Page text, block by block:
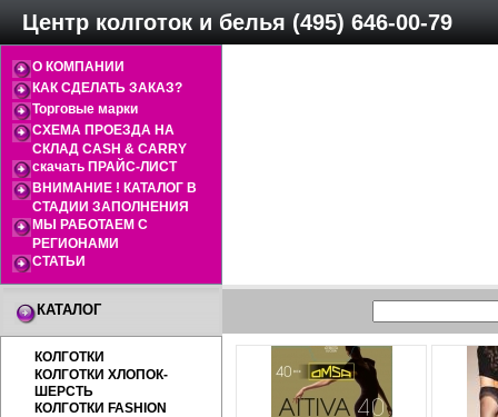
Центр колготок и белья (495) 646-00-79
О КОМПАНИИ
КАК СДЕЛАТЬ ЗАКАЗ?
Торговые марки
СХЕМА ПРОЕЗДА НА
СКЛАД CASH & CARRY
скачать ПРАЙС-ЛИСТ
ВНИМАНИЕ ! КАТАЛОГ В
СТАДИИ ЗАПОЛНЕНИЯ
МЫ РАБОТАЕМ С
РЕГИОНАМИ
СТАТЬИ
КАТАЛОГ
КОЛГОТКИ
КОЛГОТКИ ХЛОПОК-
ШЕРСТЬ
КОЛГОТКИ FASHION